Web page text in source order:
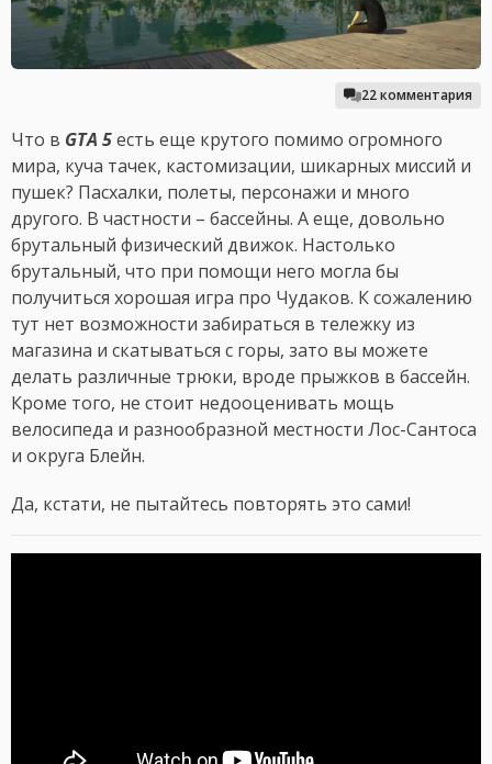
22 комментария
Что в GTA 5есть еще крутого помимо огромного
мира, куча тачек, кастомизации, шикарных миссий и
пушек? Пасхалки, полеты, персонажи и много
другого. В частности – бассейны. А еще, довольно
брутальный физический движок. Настолько
брутальный, что при помощи него могла бы
получиться хорошая игра про Чудаков. К сожалению
тут нет возможности забираться в тележку из
магазина и скатываться с горы, зато вы можете
делать различные трюки, вроде прыжков в бассейн.
Кроме того, не стоит недооценивать мощь
велосипеда и разнообразной местности Лос-Сантоса
и округа Блейн.
Да, кстати, не пытайтесь повторять это сами!